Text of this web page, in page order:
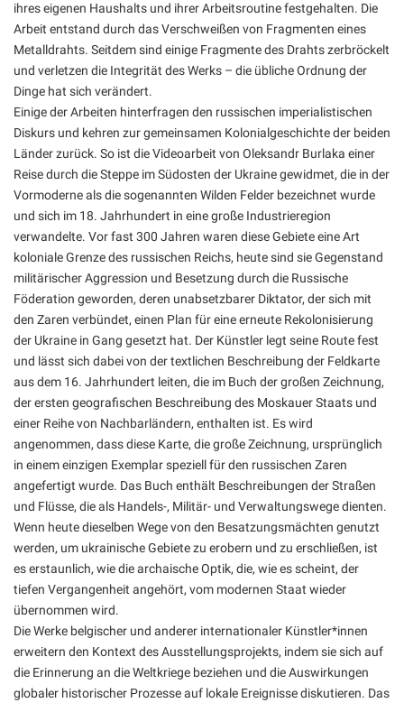
ihres eigenen Haushalts und ihrer Arbeitsroutine festgehalten. Die
Arbeit entstand durch das Verschweißen von Fragmenten eines
Metalldrahts. Seitdem sind einige Fragmente des Drahts zerbröckelt
und verletzen die Integrität des Werks – die übliche Ordnung der
Dinge hat sich verändert.
Einige der Arbeiten hinterfragen den russischen imperialistischen
Diskurs und kehren zur gemeinsamen Kolonialgeschichte der beiden
Länder zurück. So ist die Videoarbeit von Oleksandr Burlaka einer
Reise durch die Steppe im Südosten der Ukraine gewidmet, die in der
Vormoderne als die sogenannten Wilden Felder bezeichnet wurde
und sich im 18. Jahrhundert in eine große Industrieregion
verwandelte. Vor fast 300 Jahren waren diese Gebiete eine Art
koloniale Grenze des russischen Reichs, heute sind sie Gegenstand
militärischer Aggression und Besetzung durch die Russische
Föderation geworden, deren unabsetzbarer Diktator, der sich mit
den Zaren verbündet, einen Plan für eine erneute Rekolonisierung
der Ukraine in Gang gesetzt hat. Der Künstler legt seine Route fest
und lässt sich dabei von der textlichen Beschreibung der Feldkarte
aus dem 16. Jahrhundert leiten, die im Buch der großen Zeichnung,
der ersten geografischen Beschreibung des Moskauer Staats und
einer Reihe von Nachbarländern, enthalten ist. Es wird
angenommen, dass diese Karte, die große Zeichnung, ursprünglich
in einem einzigen Exemplar speziell für den russischen Zaren
angefertigt wurde. Das Buch enthält Beschreibungen der Straßen
und Flüsse, die als Handels-, Militär- und Verwaltungswege dienten.
Wenn heute dieselben Wege von den Besatzungsmächten genutzt
werden, um ukrainische Gebiete zu erobern und zu erschließen, ist
es erstaunlich, wie die archaische Optik, die, wie es scheint, der
tiefen Vergangenheit angehört, vom modernen Staat wieder
übernommen wird.
Die Werke belgischer und anderer internationaler Künstler*innen
erweitern den Kontext des Ausstellungsprojekts, indem sie sich auf
die Erinnerung an die Weltkriege beziehen und die Auswirkungen
globaler historischer Prozesse auf lokale Ereignisse diskutieren. Das